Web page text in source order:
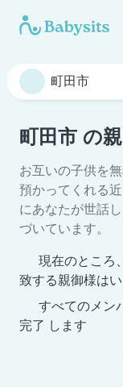
町田市 の
お互いの子供を
預かってくれる
にあなたが世話
づいています。
現在のところ
致する親御様はい
すべてのメン
完了 します